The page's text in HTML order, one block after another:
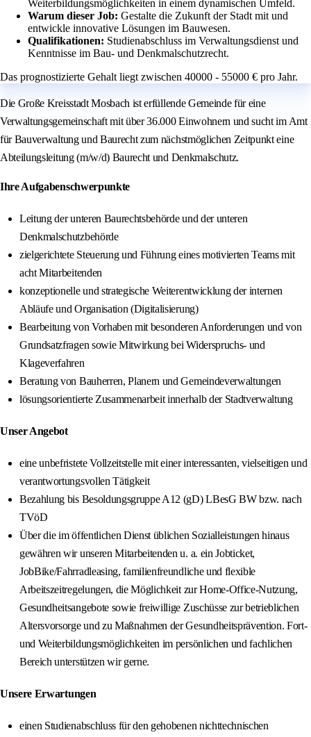
Weiterbildungsmöglichkeiten in einem dynamischen Umfeld.
Warum dieser Job: Gestalte die Zukunft der Stadt mit und
entwickle innovative Lösungen im Bauwesen.
Qualifikationen: Studienabschluss im Verwaltungsdienst und
Kenntnisse im Bau- und Denkmalschutzrecht.
Das prognostizierte Gehalt liegt zwischen 40000 - 55000 € pro Jahr.
Die Große Kreisstadt Mosbach ist erfüllende Gemeinde für eine
Verwaltungsgemeinschaft mit über 36.000 Einwohnern und sucht im Amt
für Bauverwaltung und Baurecht zum nächstmöglichen Zeitpunkt eine
Abteilungsleitung (m/w/d) Baurecht und Denkmalschutz.
Ihre Aufgabenschwerpunkte
Leitung der unteren Baurechtsbehörde und der unteren
Denkmalschutzbehörde
zielgerichtete Steuerung und Führung eines motivierten Teams mit
acht Mitarbeitenden
konzeptionelle und strategische Weiterentwicklung der internen
Abläufe und Organisation (Digitalisierung)
Bearbeitung von Vorhaben mit besonderen Anforderungen und von
Grundsatzfragen sowie Mitwirkung bei Widerspruchs- und
Klageverfahren
Beratung von Bauherren, Planern und Gemeindeverwaltungen
lösungsorientierte Zusammenarbeit innerhalb der Stadtverwaltung
Unser Angebot
eine unbefristete Vollzeitstelle mit einer interessanten, vielseitigen und
verantwortungsvollen Tätigkeit
Bezahlung bis Besoldungsgruppe A12 (gD) LBesG BW bzw. nach
TVöD
Über die im öffentlichen Dienst üblichen Sozialleistungen hinaus
gewähren wir unseren Mitarbeitenden u. a. ein Jobticket,
JobBike/Fahrradleasing, familienfreundliche und flexible
Arbeitszeitregelungen, die Möglichkeit zur Home-Office-Nutzung,
Gesundheitsangebote sowie freiwillige Zuschüsse zur betrieblichen
Altersvorsorge und zu Maßnahmen der Gesundheitsprävention. Fort-
und Weiterbildungsmöglichkeiten im persönlichen und fachlichen
Bereich unterstützen wir gerne.
Unsere Erwartungen
einen Studienabschluss für den gehobenen nichttechnischen